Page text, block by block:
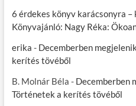
6 érdekes könyv karácsonyra
Könyvajánló: Nagy Réka:
erika - Decemberben
kerítés tövéből
B. Molnár Béla - Decemberben
Történetek a kerítés tövéből